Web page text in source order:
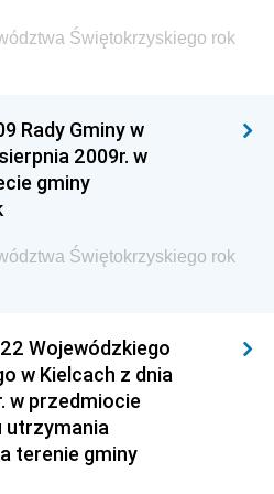
Edukacji
Przemysłu
Finansów i Gospodarki
do Spraw Unii
Wywiadu
Świętokrzyskiego rok
Rady Gminy w
2009r. w
gminy
Świętokrzyskiego rok
Wojewódzkiego
w Kielcach z dnia
w przedmiocie
utrzymania
terenie gminy